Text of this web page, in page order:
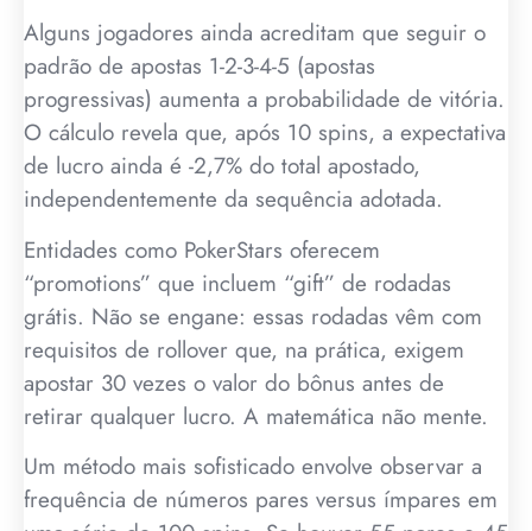
Alguns jogadores ainda acreditam que seguir o
padrão de apostas 1-2-3-4-5 (apostas
progressivas) aumenta a probabilidade de vitória.
O cálculo revela que, após 10 spins, a expectativa
de lucro ainda é -2,7% do total apostado,
independentemente da sequência adotada.
Entidades como PokerStars oferecem
“promotions” que incluem “gift” de rodadas
grátis. Não se engane: essas rodadas vêm com
requisitos de rollover que, na prática, exigem
apostar 30 vezes o valor do bônus antes de
retirar qualquer lucro. A matemática não mente.
Um método mais sofisticado envolve observar a
frequência de números pares versus ímpares em